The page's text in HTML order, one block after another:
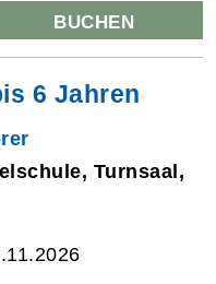
BUCHEN
6 Jahren
Turnsaal,